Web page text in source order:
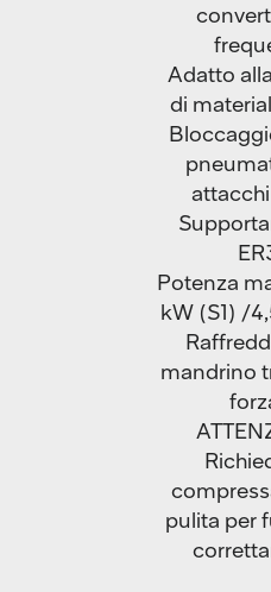
Adatto
di
Potenza
kW (S1) /
mandrino
pulita per